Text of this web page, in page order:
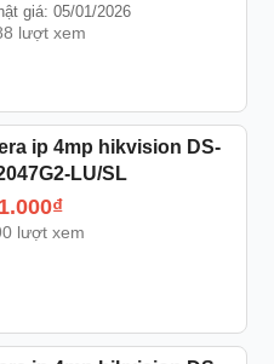
giá: 05/01/2026
lượt xem
ip 4mp hikvision DS-
LU/SL
₫
lượt xem